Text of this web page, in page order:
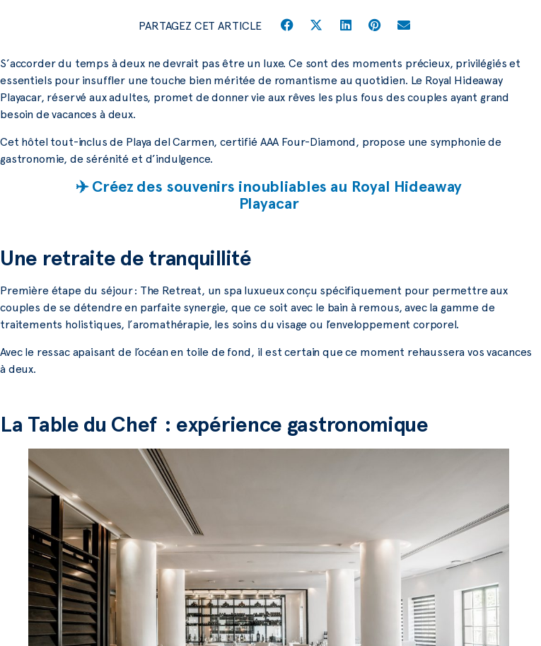
PARTAGEZ CET ARTICLE
S’accorder du temps à deux ne devrait pas être un luxe. Ce sont des moments précieux, privilégiés et
essentiels pour insuffler une touche bien méritée de romantisme au quotidien. Le Royal Hideaway
Playacar, réservé aux adultes, promet de donner vie aux rêves les plus fous des couples ayant grand
besoin de vacances à deux.
Cet hôtel tout-inclus de Playa del Carmen, certifié AAA Four-Diamond, propose une symphonie de
gastronomie, de sérénité et d’indulgence.
✈️ Créez des souvenirs inoubliables au Royal Hideaway
Playacar
Une retraite de tranquillité
Première étape du séjour : The Retreat, un spa luxueux conçu spécifiquement pour permettre aux
couples de se détendre en parfaite synergie, que ce soit avec le bain à remous, avec la gamme de
traitements holistiques, l’aromathérapie, les soins du visage ou l’enveloppement corporel.
Avec le ressac apaisant de l’océan en toile de fond, il est certain que ce moment rehaussera vos vacances
à deux.
La Table du Chef : expérience gastronomique